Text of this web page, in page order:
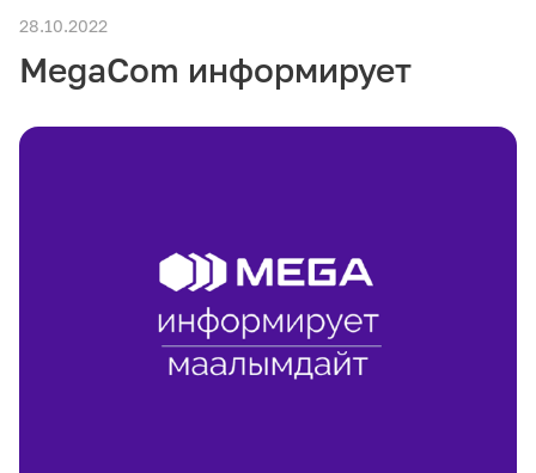
Частным клиентам
Частным клиентам
M2M
28.10.2022
MegaCom информирует